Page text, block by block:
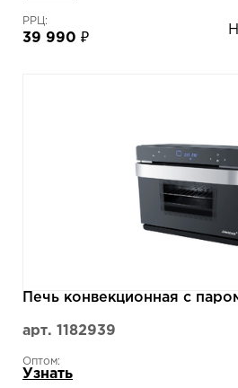
РРЦ:
39 990 ₽
Печь конвекционная с
арт. 1182939
Оптом:
Узнать